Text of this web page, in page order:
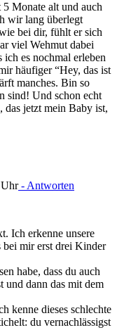
Monate alt und auch
wir lang überlegt
bei dir, fühlt er sich
viel Wehmut dabei
es nochmal erleben
häufiger “Hey, das ist
manches. Bin so
sind! Und schon echt
das jetzt mein Baby ist,
- Antworten
Ich erkenne unsere
bei mir erst drei Kinder
habe, dass du auch
und dann das mit dem
kenne dieses schlechte
du vernachlässigst